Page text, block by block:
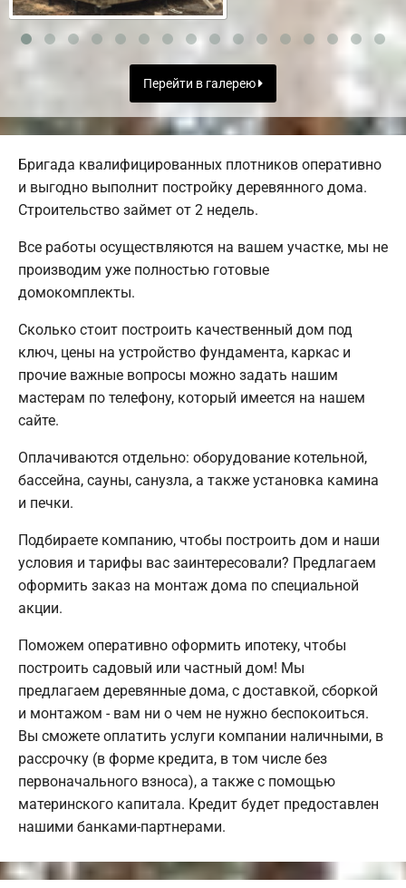
Перейти в галерею
Бригада квалифицированных плотников оперативно
и выгодно выполнит постройку деревянного дома.
Строительство займет от 2 недель.
Все работы осуществляются на вашем участке, мы не
производим уже полностью готовые
домокомплекты.
Сколько стоит построить качественный дом под
ключ, цены на устройство фундамента, каркас и
прочие важные вопросы можно задать нашим
мастерам по телефону, который имеется на нашем
сайте.
Оплачиваются отдельно: оборудование котельной,
бассейна, сауны, санузла, а также установка камина
и печки.
Подбираете компанию, чтобы построить дом и наши
условия и тарифы вас заинтересовали? Предлагаем
оформить заказ на монтаж дома по специальной
акции.
Поможем оперативно оформить ипотеку, чтобы
построить садовый или частный дом! Мы
предлагаем деревянные дома, с доставкой, сборкой
и монтажом - вам ни о чем не нужно беспокоиться.
Вы сможете оплатить услуги компании наличными, в
рассрочку (в форме кредита, в том числе без
первоначального взноса), а также с помощью
материнского капитала. Кредит будет предоставлен
нашими банками-партнерами.